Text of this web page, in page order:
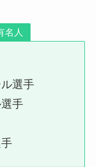
名人
選手
手